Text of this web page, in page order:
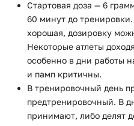
Стартовая доза — 6
60 минут до
хорошая, дозировку
Некоторые атлеты
особенно в дни работы
и памп критичны.
В тренировочный день
предтренировочный. В
принимают, либо делят